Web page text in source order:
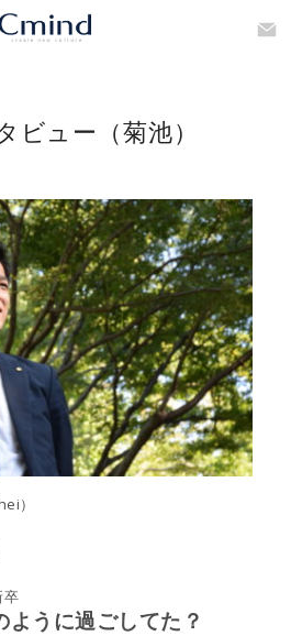
ビュー（菊池）
）
ように過ごしてた？